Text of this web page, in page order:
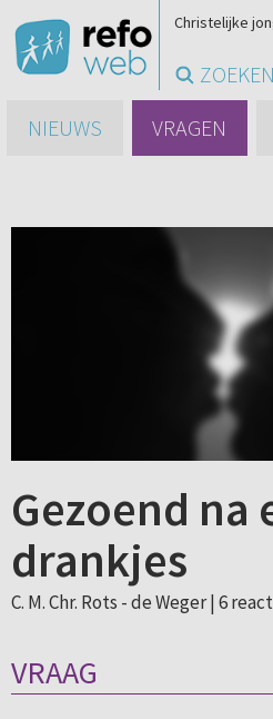
Christelijke
ZOEKEN
NIEUWS
VRAGEN
Gezoend na
drankjes
C. M. Chr. Rots - de Weger | 6
VRAAG